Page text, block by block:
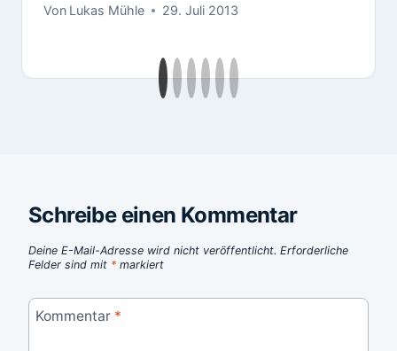
Von Lukas Mühle 29. Juli 2013
Schreibe einen Kommentar
Deine E-Mail-Adresse wird nicht veröffentlicht. Erforderliche
Felder sind mit * markiert
Kommentar *